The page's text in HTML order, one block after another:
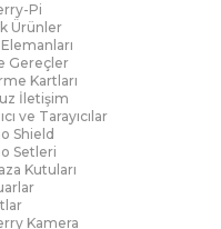
Pi
Ürünler
Gereçler
Kartları
İletişim
ve Tarayıcılar
Shield
Setleri
Kutuları
Kamera